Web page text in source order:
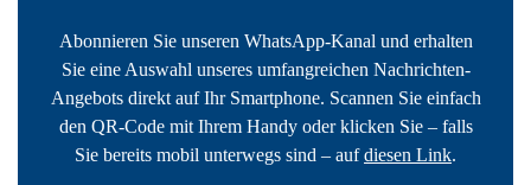
Abonnieren Sie unseren WhatsApp-Kanal und erhalten
Sie eine Auswahl unseres umfangreichen Nachrichten-
Angebots direkt auf Ihr Smartphone. Scannen Sie einfach
den QR-Code mit Ihrem Handy oder klicken Sie – falls
Sie bereits mobil unterwegs sind – aufdiesen Link.